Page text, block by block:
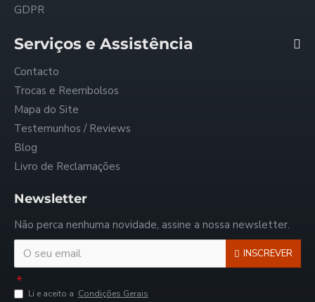
GDPR
Serviços e Assistência
Contacto
Trocas e Reembolsos
Mapa do Site
Testemunhos / Reviews
Blog
Livro de Reclamações
Newsletter
Não perca nenhuma novidade, assine a nossa newsletter.
INSCREVER
Li e aceito a Condições Gerais